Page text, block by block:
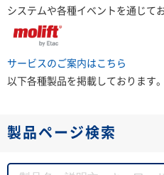
システムや各種イベントを通じて
サービスのご案内はこちら
以下各種製品を掲載しております。
製品ページ検索